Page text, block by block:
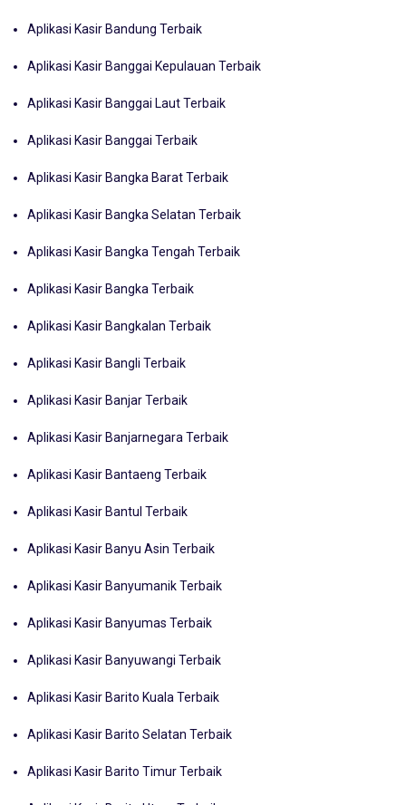
Aplikasi Kasir Bandung Terbaik
Aplikasi Kasir Banggai Kepulauan Terbaik
Aplikasi Kasir Banggai Laut Terbaik
Aplikasi Kasir Banggai Terbaik
Aplikasi Kasir Bangka Barat Terbaik
Aplikasi Kasir Bangka Selatan Terbaik
Aplikasi Kasir Bangka Tengah Terbaik
Aplikasi Kasir Bangka Terbaik
Aplikasi Kasir Bangkalan Terbaik
Aplikasi Kasir Bangli Terbaik
Aplikasi Kasir Banjar Terbaik
Aplikasi Kasir Banjarnegara Terbaik
Aplikasi Kasir Bantaeng Terbaik
Aplikasi Kasir Bantul Terbaik
Aplikasi Kasir Banyu Asin Terbaik
Aplikasi Kasir Banyumanik Terbaik
Aplikasi Kasir Banyumas Terbaik
Aplikasi Kasir Banyuwangi Terbaik
Aplikasi Kasir Barito Kuala Terbaik
Aplikasi Kasir Barito Selatan Terbaik
Aplikasi Kasir Barito Timur Terbaik